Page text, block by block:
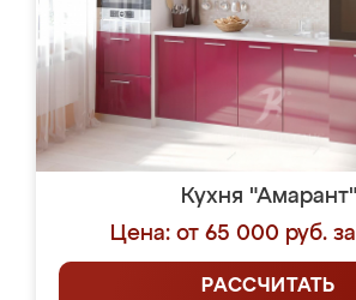
Кухня "Амарант"
Цена: от 65 000 руб.
РАССЧИТАТЬ